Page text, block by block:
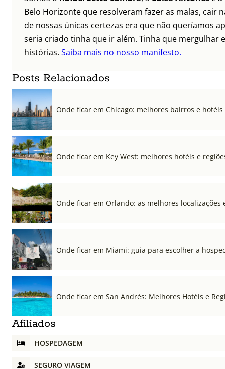
Belo Horizonte que resolveram fazer as malas, cair
de nossas únicas certezas era que não queríamos
seria criado tinha que ir além. Tinha que mergulhar
histórias. Saiba mais no nosso manifesto.
Posts Relacionados
Onde ficar em Chicago: melhores bairros e
Onde ficar em Key West: melhores hotéis e
Onde ficar em Orlando: as melhores localizações
Onde ficar em Miami: guia para escolher a
Onde ficar em San Andrés: Melhores Hotéis e
Afiliados
HOSPEDAGEM
SEGURO VIAGEM